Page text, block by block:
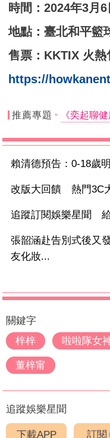
時間：2024年3月
地點：臺北和平籃
售票：KKTIX 火熱
https://
推薦專題 《奕起聊
賴清德預告：0-18歲
改版大回饋 熱門3C
追蹤訂閱娛樂星聞
張韶涵赴告別式後又
友化妝...
關鍵字
梓梓
啦啦隊女
董梓甯
追蹤娛樂星聞
下載APP 訂閱